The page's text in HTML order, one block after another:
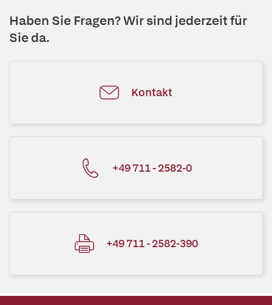
Haben Sie Fragen? Wir sind jederzeit für
Sie da.
Kontakt
+49 711 - 2582-0
+49 711 - 2582-390